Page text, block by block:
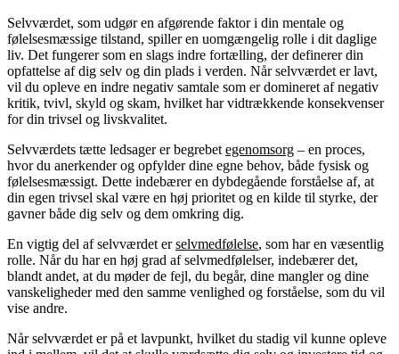
Selvværdet, som udgør en afgørende faktor i din mentale og
følelsesmæssige tilstand, spiller en uomgængelig rolle i dit daglige
liv. Det fungerer som en slags indre fortælling, der definerer din
opfattelse af dig selv og din plads i verden. Når selvværdet er lavt,
vil du opleve en indre negativ samtale som er domineret af negativ
kritik, tvivl, skyld og skam, hvilket har vidtrækkende konsekvenser
for din trivsel og livskvalitet.
Selvværdets tætte ledsager er begrebet egenomsorg – en proces,
hvor du anerkender og opfylder dine egne behov, både fysisk og
følelsesmæssigt. Dette indebærer en dybdegående forståelse af, at
din egen trivsel skal være en høj prioritet og en kilde til styrke, der
gavner både dig selv og dem omkring dig.
En vigtig del af selvværdet erselvmedfølelse, som har en væsentlig
rolle. Når du har en høj grad af selvmedfølelser, indebærer det,
blandt andet, at du møder de fejl, du begår, dine mangler og dine
vanskeligheder med den samme venlighed og forståelse, som du vil
vise andre.
Når selvværdet er på et lavpunkt, hvilket du stadig vil kunne opleve